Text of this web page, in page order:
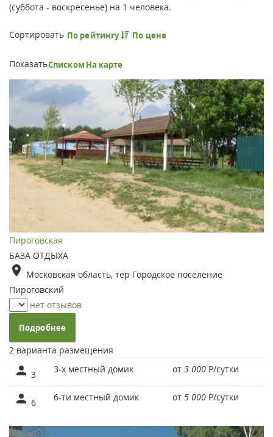
(суббота - воскресенье) на 1 человека.
Сортировать По рейтингу По цене
ПоказатьСписком На карте
Пироговская
БАЗА ОТДЫХА
Московская область, тер Городское поселение
Пироговский
нет отзывов
Подробнее
2 варианта размещения
3 3-х местный домик от 3 000 Р/сутки
6 6-ти местный домик от 5 000 Р/сутки